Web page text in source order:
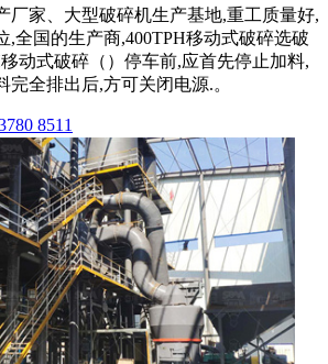
厂家、大型破碎机生产基地,重工质量好,
,全国的生产商,400TPH移动式破碎选破
动式破碎（）停车前,应首先停止加料,
完全排出后,方可关闭电源.。
8511